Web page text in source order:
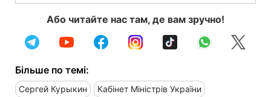
Або читайте нас там, де вам зручно!
Більше по темі:
Сергей Курыкин Кабінет Міністрів України